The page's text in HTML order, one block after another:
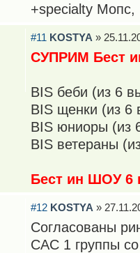
+specialty Мопс,
#11 KOSTYA »
СУПРИМ Бест
BIS беби (из 6
BIS щенки (из 6
BIS юниоры (из
BIS ветераны
Бест ин ШОУ 6
#12 KOSTYA »
Согласованы
САС 1 группы